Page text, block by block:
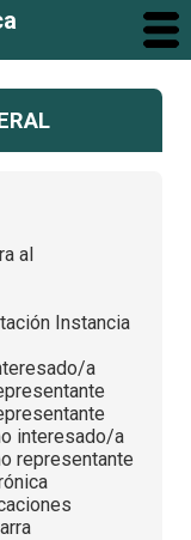
al
Instancia
a
interesado/a
representante